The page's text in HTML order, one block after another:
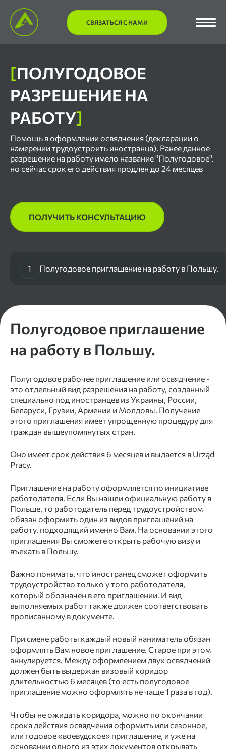
СВЯЗАТЬСЯ С НАМИ
[ПОЛУГОДОВОЕ
РАЗРЕШЕНИЕ НА
РАБОТУ]
Помощь в оформлении освядчения (декларации о
намерении трудоустроить иностранца). Ранее данное
разрешение на работу имело название "Полугодовое",
но сейчас срок его действия продлен до 24 месяцев
ПОЛУЧИТЬ КОНСУЛЬТАЦИЮ
1 Полугодовое приглашение на работу в Польшу.
Полугодовое приглашение
на работу в Польшу.
Полугодовое рабочее приглашение или освядчение -
это отдельный вид разрешения на работу, созданный
специально под иностранцев из Украины, России,
Беларуси, Грузии, Армении и Молдовы. Получение
этого приглашения имеет упрощенную процедуру для
граждан вышеупомянутых стран.
Оно имеет срок действия 6 месяцев и выдается в Urząd
Pracy.
Приглашение на работуоформляется по инициативе
работодателя. Если Вы нашли официальную работу в
Польше, то работодатель перед трудоустройством
обязан оформить один из видов приглашений на
работу, подходящий именно Вам. На основании этого
приглашения Вы сможете открыть рабочую визу и
въехать в Польшу.
Важно понимать, что иностранец сможет оформить
трудоустройство только у того работодателя,
который обозначен в его приглашении. И вид
выполняемых работ также должен соответствовать
прописанному в документе.
При смене работы каждый новый наниматель обязан
оформлять Вам новое приглашение. Старое при этом
аннулируется. Междуоформлением двух освядчений
должен быть выдержан визовый коридор
длительностью 6 месяцев (то есть полугодовое
приглашение можно оформлять не чаще 1 раза в год).
Чтобы не ожидать коридора, можно по окончании
срока действия освядчения оформить или сезонное,
или годовое «воевудское» приглашение, и уже на
основании одного из этих документовоткрывать